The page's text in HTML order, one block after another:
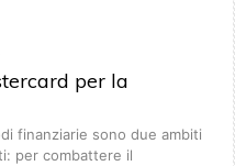
per la
finanziarie sono due ambiti
per combattere il